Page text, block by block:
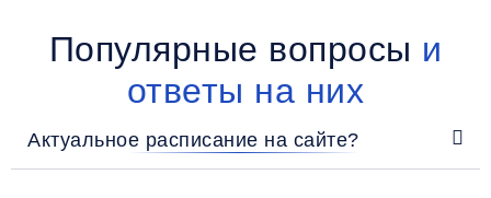
Популярные вопросы и
ответы на них
Актуальное расписание на сайте?